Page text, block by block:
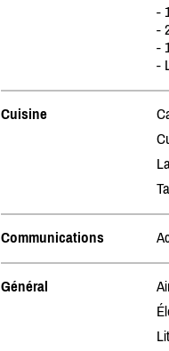
-
-
-
-
Cuisine
Communications
Général